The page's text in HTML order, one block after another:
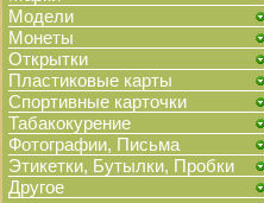
Модели
Монеты
Открытки
Пластиковые карты
Спортивные карточки
Табакокурение
Фотографии, Письма
Этикетки, Бутылки, Пробки
Другое